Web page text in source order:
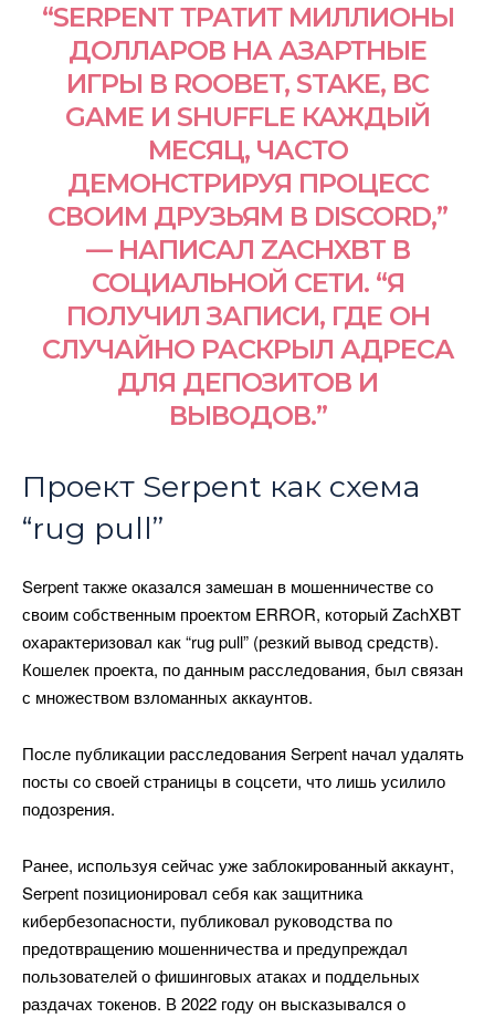
“SERPENT ТРАТИТ МИЛЛИОНЫ
ДОЛЛАРОВ НА АЗАРТНЫЕ
ИГРЫ В ROOBET, STAKE, BC
GAME И SHUFFLE КАЖДЫЙ
МЕСЯЦ, ЧАСТО
ДЕМОНСТРИРУЯ ПРОЦЕСС
СВОИМ ДРУЗЬЯМ В DISCORD,”
— НАПИСАЛ ZACHXBT В
СОЦИАЛЬНОЙ СЕТИ. “Я
ПОЛУЧИЛ ЗАПИСИ, ГДЕ ОН
СЛУЧАЙНО РАСКРЫЛ АДРЕСА
ДЛЯ ДЕПОЗИТОВ И
ВЫВОДОВ.”
Проект Serpent как схема
“rug pull”
Serpent также оказался замешан в мошенничестве со
своим собственным проектом ERROR, который ZachXBT
охарактеризовал как “rug pull” (резкий вывод средств).
Кошелек проекта, по данным расследования, был связан
с множеством взломанных аккаунтов.
После публикации расследования Serpent начал удалять
посты со своей страницы в соцсети, что лишь усилило
подозрения.
Ранее, используя сейчас уже заблокированный аккаунт,
Serpent позиционировал себя как защитника
кибербезопасности, публиковал руководства по
предотвращению мошенничества и предупреждал
пользователей о фишинговых атаках и поддельных
раздачах токенов. В 2022 году он высказывался о